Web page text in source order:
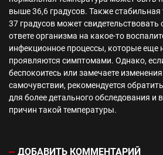
выше 36,6 градусов. Также стабильная
37 градусов может
ответе организма на какое-то
инфекционное процессы, которые еще
проявляются симптомами. Однако,
беспокоитесь или замечаете
самочувствии, рекомендуется
для более детального обследования и
причин такой температуры.
ДОБАВИТЬ КОММЕНТАРИЙ